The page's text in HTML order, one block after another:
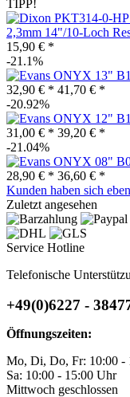
TIPP!
2,3mm 14"/10-Loch
15,90 € *
-21.1%
32,90 € * 41,70 € *
-20.92%
31,00 € * 39,20 € *
-21.04%
28,90 € * 36,60 € *
Kunden haben sich
Zuletzt angesehen
Service Hotline
Telefonische
+49(0)6227 -
Öffnungszeiten:
Mo, Di, Do, Fr: 10:00 -
Sa: 10:00 - 15:00 Uhr
Mittwoch geschlossen